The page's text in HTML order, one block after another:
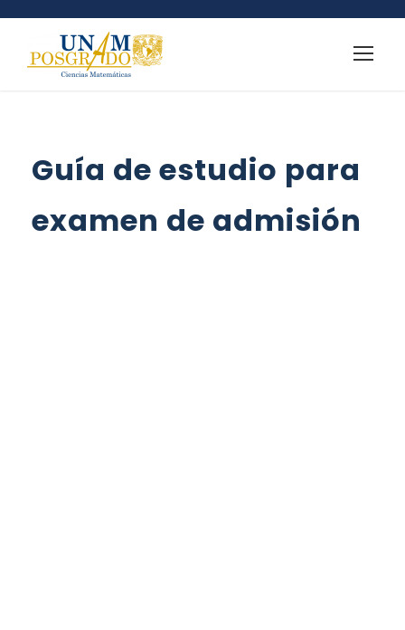
Guía de estudio para
examen de admisión